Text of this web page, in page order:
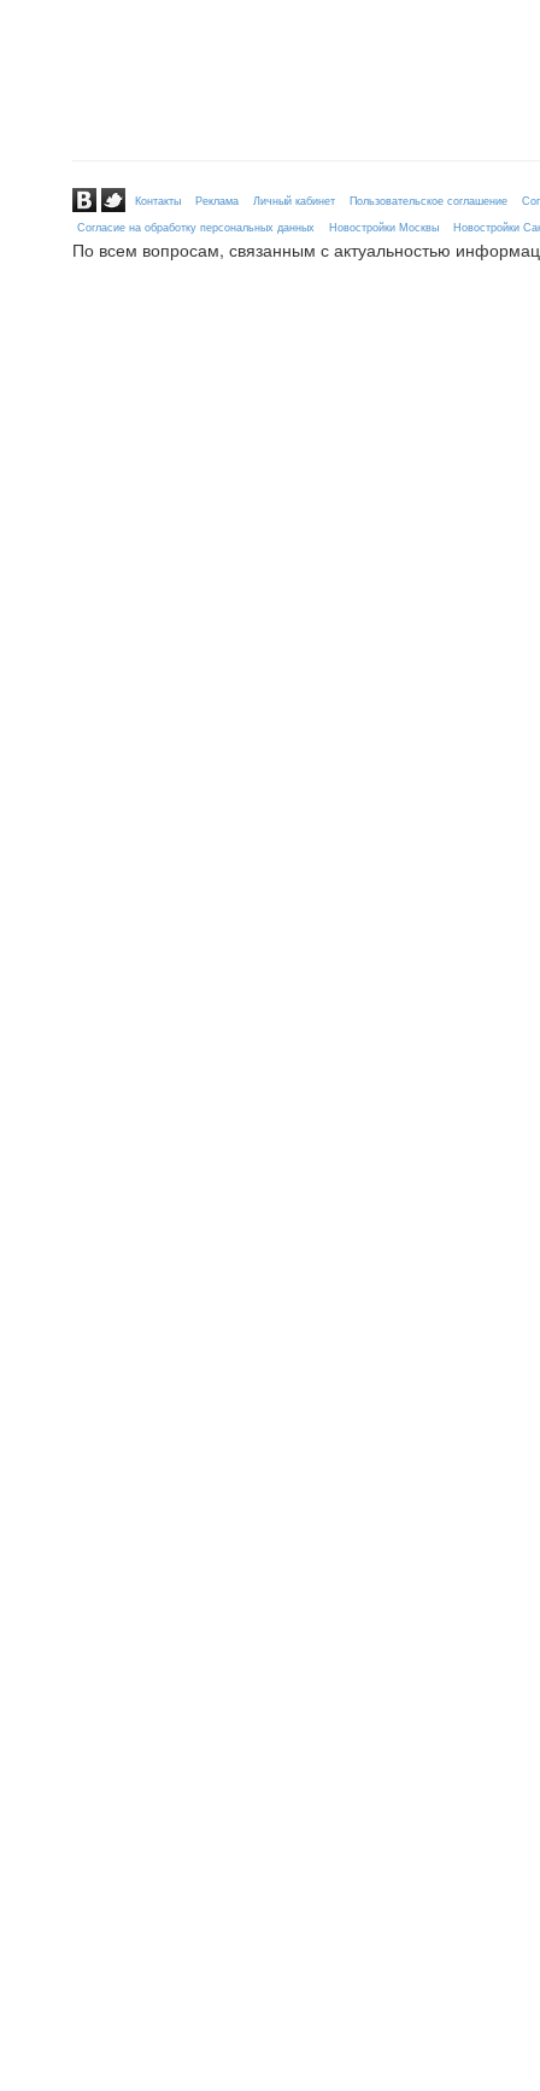
Контакты Реклама Личный кабинет Пользовательское соглашение
Согласие на обработку персональных данных
Новостройки Москвы Новостройки
По всем вопросам, связанным с актуальностью